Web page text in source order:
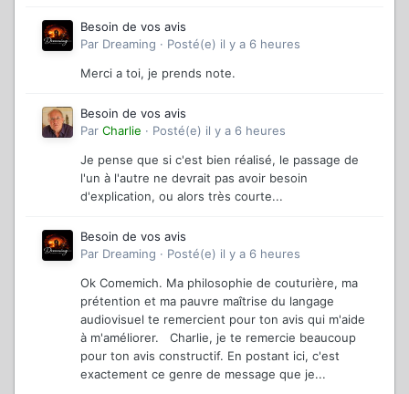
Besoin de vos avis
Par Dreaming · Posté(e) il y a 6 heures
Merci a toi, je prends note.
Besoin de vos avis
Par Charlie · Posté(e) il y a 6 heures
Je pense que si c'est bien réalisé, le passage de
l'un à l'autre ne devrait pas avoir besoin
d'explication, ou alors très courte...
Besoin de vos avis
Par Dreaming · Posté(e) il y a 6 heures
Ok Comemich. Ma philosophie de couturière, ma
prétention et ma pauvre maîtrise du langage
audiovisuel te remercient pour ton avis qui m'aide
à m'améliorer. Charlie, je te remercie beaucoup
pour ton avis constructif. En postant ici, c'est
exactement ce genre de message que je...